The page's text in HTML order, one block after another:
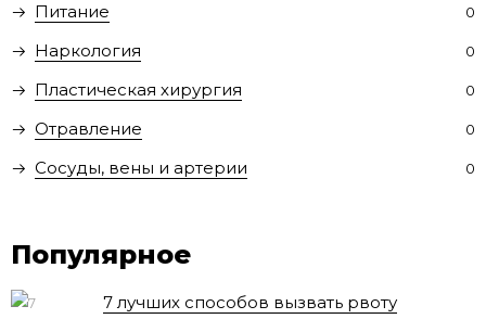
Питание 0
Наркология 0
Пластическая хирургия 0
Отравление 0
Сосуды, вены и артерии 0
Популярное
7 лучших способов вызвать рвоту